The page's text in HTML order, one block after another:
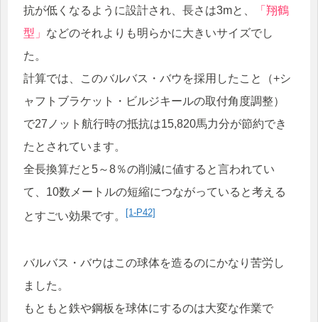
抗が低くなるように設計され、長さは3mと、
「翔鶴
型」 などのそれよりも明らかに大きいサイズでし
た。
計算では、このバルバス・バウを採用したこと（+シ
ャフトブラケット・ビルジキールの取付角度調整）
で27ノット航行時の抵抗は15,820馬力分が節約でき
たとされています。
全長換算だと5～8％の削減に値すると言われてい
て、10数メートルの短縮につながっていると考える
とすごい効果です。 [1-P42]
バルバス・バウはこの球体を造るのにかなり苦労し
ました。
もともと鉄や鋼板を球体にするのは大変な作業で